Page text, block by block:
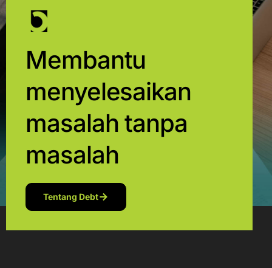
Membantu
menyelesaikan
masalah tanpa
masalah
Tentang Debt